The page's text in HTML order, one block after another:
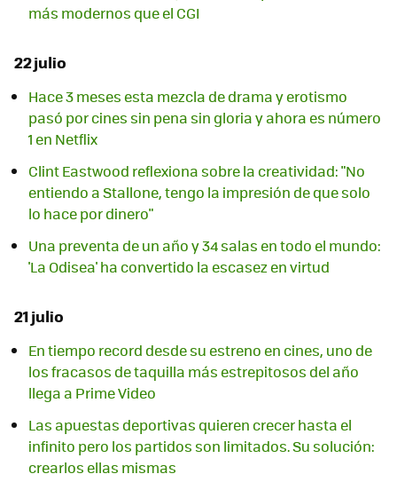
más modernos que el CGI
22 julio
Hace 3 meses esta mezcla de drama y erotismo
pasó por cines sin pena sin gloria y ahora es número
1 en Netflix
Clint Eastwood reflexiona sobre la creatividad: "No
entiendo a Stallone, tengo la impresión de que solo
lo hace por dinero"
Una preventa de un año y 34 salas en todo el mundo:
'La Odisea' ha convertido la escasez en virtud
21 julio
En tiempo record desde su estreno en cines, uno de
los fracasos de taquilla más estrepitosos del año
llega a Prime Video
Las apuestas deportivas quieren crecer hasta el
infinito pero los partidos son limitados. Su solución:
crearlos ellas mismas